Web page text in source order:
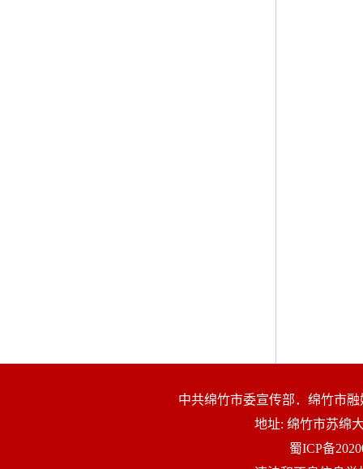
中共绵竹市委宣传部．绵竹市
地址: 绵竹市苏
蜀ICP备